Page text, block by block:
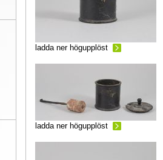
ladda ner högupplöst
ladda ner högupplöst